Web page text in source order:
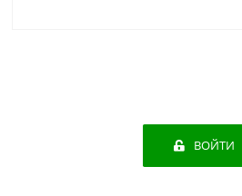
ВОЙТИ